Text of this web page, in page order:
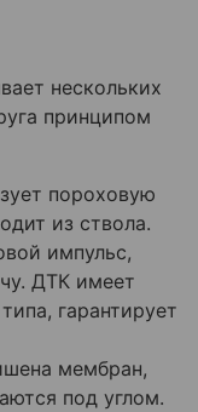
нескольких
принципом
пороховую
из ствола.
импульс,
ДТК имеет
гарантирует
мембран,
под углом.